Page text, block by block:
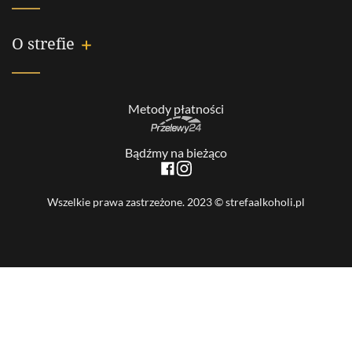
O strefie
Metody płatności
Bądźmy na bieżąco
Wszelkie prawa zastrzeżone. 2023 © strefaalkoholi.pl